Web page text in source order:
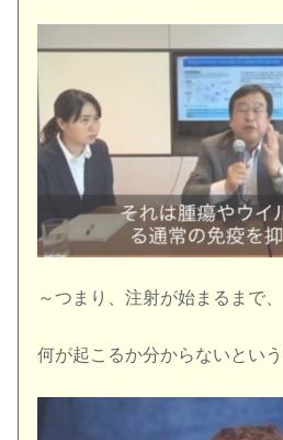
～つまり、注射が始まるまで、
何が起こるか分からないとい